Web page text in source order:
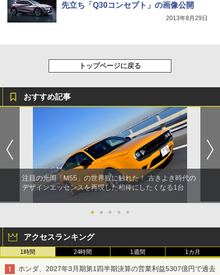
先立ち「Q30コンセプト」の画像公開
2013年8月29日
トップページに戻る
おすすめ記事
注目の光岡「M55」の世界観に触れた！ 古きよき時代の
デザインエッセンスを再現した相棒にしたくなる1台
● ● ● ● ●
アクセスランキング
1時間 24時間 1週間 1カ月
ホンダ、2027年3月期第1四半期決算の営業利益5307億円で過去